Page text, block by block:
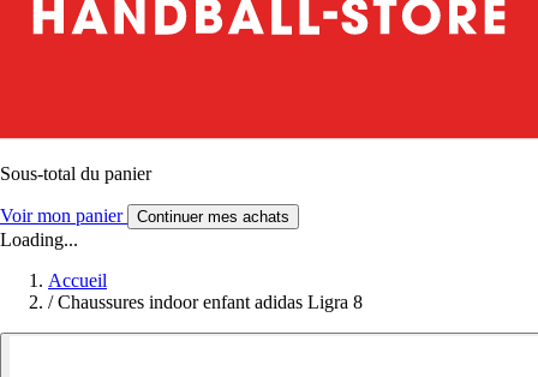
Sous-total du panier
Voir mon panier Continuer mes achats
Loading...
Accueil
/ Chaussures indoor enfant adidas Ligra 8